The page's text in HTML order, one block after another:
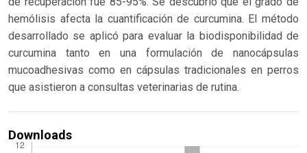
hemólisis afecta la cuantificación de curcumina. El método
desarrollado se aplicó para evaluar la biodisponibilidad de
curcumina tanto en una formulación de nanocápsulas
mucoadhesivas como en cápsulas tradicionales en perros
que asistieron a consultas veterinarias de rutina.
Downloads